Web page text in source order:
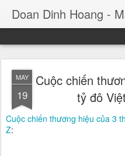
MAY
19
Cuộc chiến
tỷ đô
Cuộc chiến thương hiệu của 3
Z: